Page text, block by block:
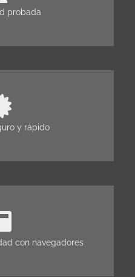
probada
y rápido
con navegadores